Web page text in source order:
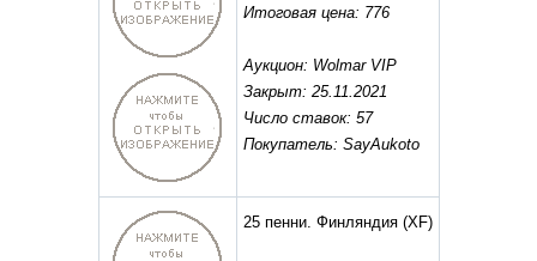
Итоговая цена: 776
Аукцион: Wolmar VIP
Закрыт: 25.11.2021
Число ставок: 57
Покупатель: SayAukoto
25 пенни. Финляндия(XF)